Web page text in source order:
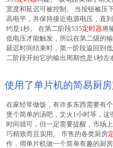
宽度和延迟可被控制。 当按钮被压
高电平，并保持接近电源电压，直
约是1秒。 在第二阶段555定时器将
低电压才能触发，所以在第二级的
延迟时间结束时，第一阶段返回到
二阶段开始它的输出周期也是1秒左
使用了单片机的简易厨房
在家经常做饭，有许多东西需要有
煲个简单的汤吧，文火1小时等，
时间就可，但一定需要提醒，市场
巧精致而且实用。 市售的各类厨房
作，用单片机做一个简单有趣的厨房